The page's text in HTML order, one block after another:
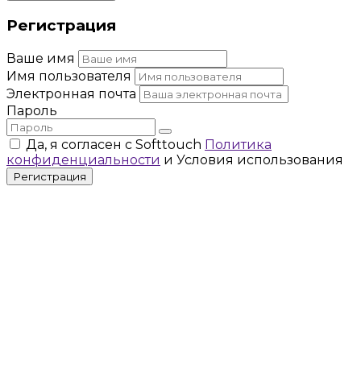
Регистрация
Ваше имя
Имя пользователя
Электронная почта
Пароль
Да, я согласен с Softtouch Политика
конфиденциальности и Условия использования
Регистрация